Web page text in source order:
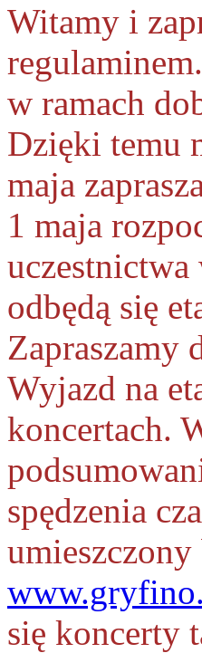
Witamy i
w ramach
Dzięki temu
maja
1 maja
odbędą się
Zapraszamy
Wyjazd na
koncertach.
spędzenia
się koncerty